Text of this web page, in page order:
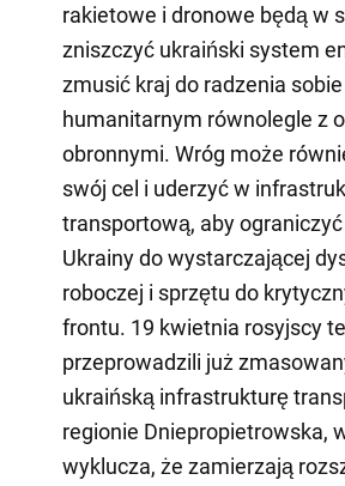
rakietowe i dronowe będą w
zniszczyć ukraiński system
zmusić kraj do radzenia
humanitarnym równolegle z
obronnymi. Wróg może
swój cel i uderzyć w
transportową, aby
Ukrainy do wystarczającej
roboczej i sprzętu do
frontu. 19 kwietnia rosyjscy
przeprowadzili już
ukraińską infrastrukturę
regionie Dniepropietrowska,
wyklucza, że zamierzają